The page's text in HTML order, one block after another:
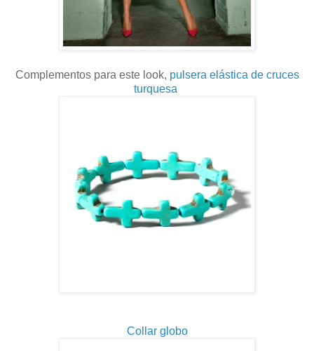
Complementos para este look, pulsera elástica de cruces
turquesa
Collar globo